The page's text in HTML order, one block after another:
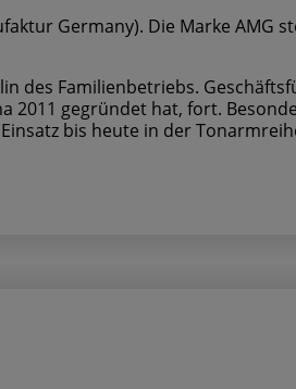
Germany). Die Marke
des Familienbetriebs.
2011 gegründet hat, fort.
bis heute in der